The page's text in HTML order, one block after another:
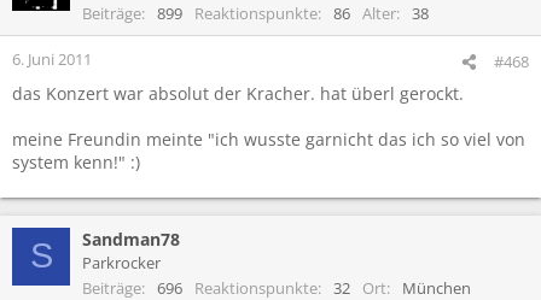
Beiträge
899 Reaktionspunkte 86 Alter 38
6. Juni 2011 #468
das Konzert war absolut der Kracher. hat überl gerockt.
meine Freundin meinte "ich wusste garnicht das ich so viel von
system kenn!" :)
S Sandman78
Parkrocker
Beiträge
696 Reaktionspunkte 32 Ort München